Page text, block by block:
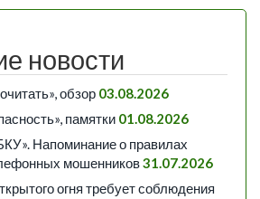
новости
обзор 03.08.2026
памятки 01.08.2026
Напоминание о правилах
мошенников31.07.2026
огня требует соблюдения